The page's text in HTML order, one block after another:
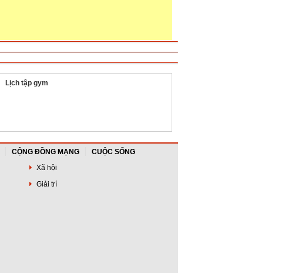
Lịch tập gym
CỘNG ĐỒNG MẠNG
CUỘC SỐNG
Xã hội
Giải trí